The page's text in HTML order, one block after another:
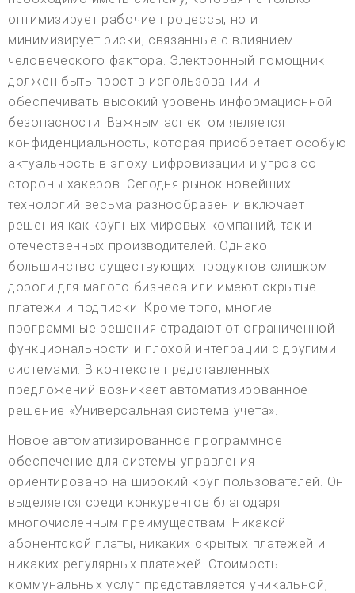
оптимизирует рабочие процессы, но и
минимизирует риски, связанные с влиянием
человеческого фактора. Электронный помощник
должен быть прост в использовании и
обеспечивать высокий уровень информационной
безопасности. Важным аспектом является
конфиденциальность, которая приобретает особую
актуальность в эпоху цифровизации и угроз со
стороны хакеров. Сегодня рынок новейших
технологий весьма разнообразен и включает
решения как крупных мировых компаний, так и
отечественных производителей. Однако
большинство существующих продуктов слишком
дороги для малого бизнеса или имеют скрытые
платежи и подписки. Кроме того, многие
программные решения страдают от ограниченной
функциональности и плохой интеграции с другими
системами. В контексте представленных
предложений возникает автоматизированное
решение «Универсальная система учета».
Новое автоматизированное программное
обеспечение для системы управления
ориентировано на широкий круг пользователей. Он
выделяется среди конкурентов благодаря
многочисленным преимуществам. Никакой
абонентской платы, никаких скрытых платежей и
никаких регулярных платежей. Стоимость
коммунальных услуг представляется уникальной,